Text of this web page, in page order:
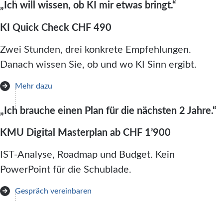
„Ich will wissen, ob KI mir etwas bringt.“
KI Quick Check CHF 490
Zwei Stunden, drei konkrete Empfehlungen.
Danach wissen Sie, ob und wo KI Sinn ergibt.
Mehr dazu
„Ich brauche einen Plan für die nächsten 2 Jahre.“
KMU Digital Masterplan ab CHF 1’900
IST-Analyse, Roadmap und Budget. Kein
PowerPoint für die Schublade.
Gespräch vereinbaren